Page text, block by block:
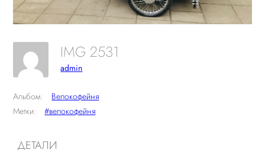
IMG 2531
admin
Альбом:
Велокофейня
Метки:
#велокофейня
ДЕТАЛИ